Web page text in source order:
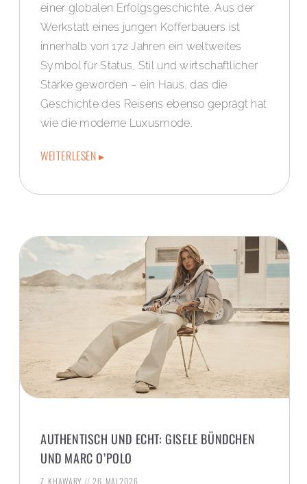
einer globalen Erfolgsgeschichte. Aus der
Werkstatt eines jungen Kofferbauers ist
innerhalb von 172 Jahren ein weltweites
Symbol für Status, Stil und wirtschaftlicher
Stärke geworden – ein Haus, das die
Geschichte des Reisens ebenso geprägt hat
wie die moderne Luxusmode.
WEITERLESEN ▸
AUTHENTISCH UND ECHT: GISELE BÜNDCHEN
UND MARC O’POLO
Z. KHAWARY 26. MAI 2026